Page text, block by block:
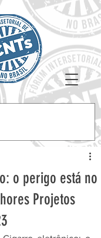
o perigo está no
Projetos